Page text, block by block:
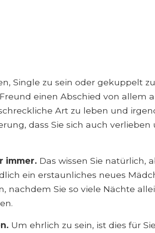
Single zu sein oder gekuppelt
einen Abschied von allem
Art zu leben und
dass Sie sich auch verlieben
immer. Das wissen Sie natürlich,
ein erstaunliches neues
nachdem Sie so viele Nächte
Um ehrlich zu sein, ist dies für